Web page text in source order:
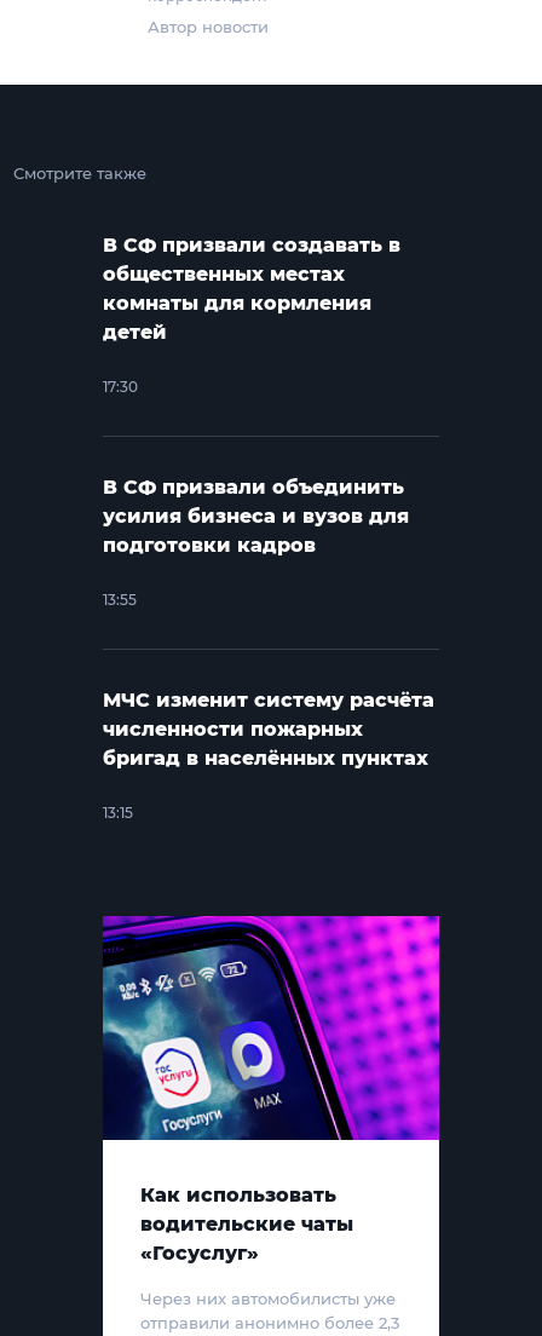
Автор новости
Смотрите также
В СФ призвали создавать в
общественных местах
комнаты для кормления
детей
17:30
В СФ призвали объединить
усилия бизнеса и вузов для
подготовки кадров
13:55
МЧС изменит систему расчёта
численности пожарных
бригад в населённых пунктах
13:15
Как использовать
водительские чаты
«Госуслуг»
Через них автомобилисты уже
отправили анонимно более 2,3